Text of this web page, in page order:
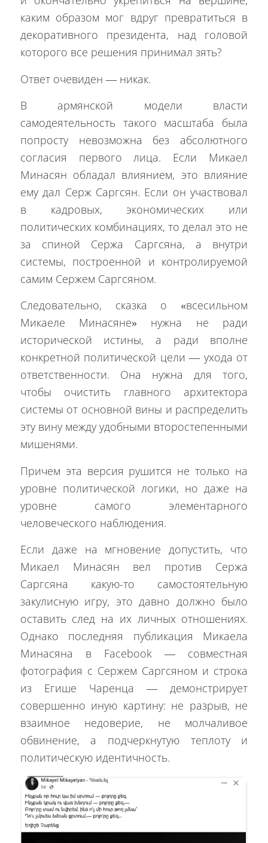
каким образом мог вдруг превратиться в
декоративного президента, над головой
которого все решения принимал зять?
Ответ очевиден — никак.
В армянской модели власти
самодеятельность такого масштаба была
попросту невозможна без абсолютного
согласия первого лица. Если Микаел
Минасян обладал влиянием, это влияние
ему дал Серж Саргсян. Если он участвовал
в кадровых, экономических или
политических комбинациях, то делал это не
за спиной Сержа Саргсяна, а внутри
системы, построенной и контролируемой
самим Сержем Саргсяном.
Следовательно, сказка о «всесильном
Микаеле Минасяне» нужна не ради
исторической истины, а ради вполне
конкретной политической цели — ухода от
ответственности. Она нужна для того,
чтобы очистить главного архитектора
системы от основной вины и распределить
эту вину между удобными второстепенными
мишенями.
Причем эта версия рушится не только на
уровне политической логики, но даже на
уровне самого элементарного
человеческого наблюдения.
Если даже на мгновение допустить, что
Микаел Минасян вел против Сержа
Саргсяна какую-то самостоятельную
закулисную игру, это давно должно было
оставить след на их личных отношениях.
Однако последняя публикация Микаела
Минасяна в Facebook — совместная
фотография с Сержем Саргсяном и строка
из Егише Чаренца — демонстрирует
совершенно иную картину: не разрыв, не
взаимное недоверие, не молчаливое
обвинение, а подчеркнутую теплоту и
политическую идентичность.